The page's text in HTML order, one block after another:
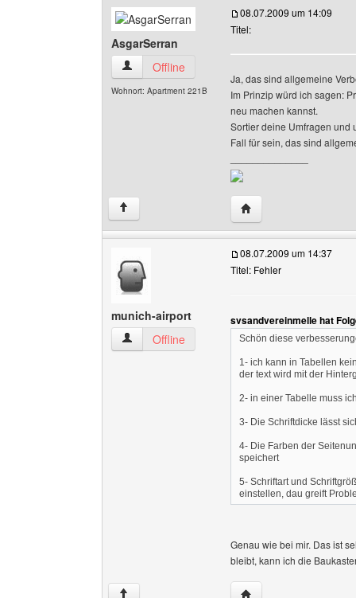
AsgarSerran
AsgarSerran Benutzer-Profile anzeigen
Offline
Wohnort: Apartment 221B
08.07.2009 um 14:09
Titel:
Ja, das sind allgemeine
Im Prinzip würd ich sagen:
neu machen kannst.
Sortier deine Umfragen und
Fall für sein, das sind
↑ Website dieses
munich-airport
munich-airport Benutzer-Profile anzeigen
Offline
08.07.2009 um 14:37
Titel: Fehler
svsandvereinmelle hat
Schön diese
1- ich kann in Tabellen
der text wird mit der
2- in einer Tabelle muss
3- Die Schriftdicke lässt
4- Die Farben der
speichert
5- Schriftart und
einstellen, dau greift
Genau wie bei mir. Das ist
bleibt, kann ich die
↑ Website dieses